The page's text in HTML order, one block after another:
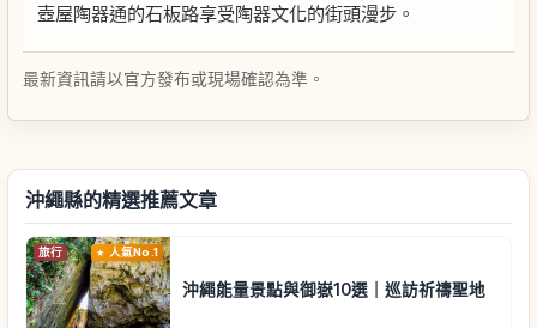
壺屋陶器通的石板路享受陶器文化的街頭漫步。
最新資訊請以官方發布或現場確認為準。
沖繩縣的精選推薦文章
旅行 人氣No.1
沖繩能量景點與御嶽10選｜巡訪祈禱聖地